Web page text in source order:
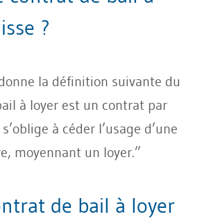
?
la définition suivante du
à loyer est un contrat par
à céder l’usage d’une
moyennant un loyer.”
de bail à loyer